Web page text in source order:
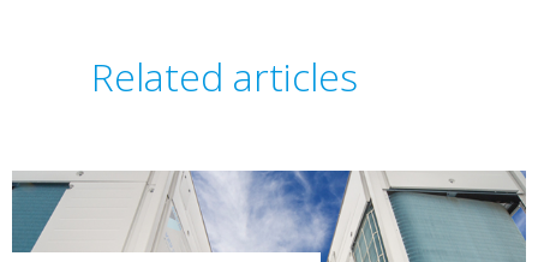
Related articles